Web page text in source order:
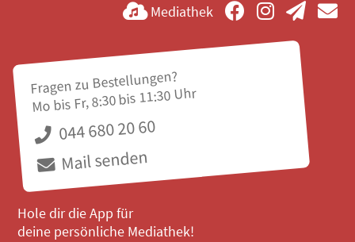
Mediathek
Fragen zu Bestellungen?
Mo bis Fr, 8:30 bis 11:30 Uhr
044 680 20 60
Mail senden
Hole dir die App für
deine persönliche Mediathek!